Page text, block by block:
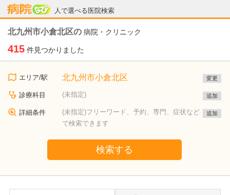
人で選べる医院検索
病院なび
北九州市小倉北区の 病院・クリニック
415 件見つかりました
エリア/駅 北九州市小倉北区 変更
診療科目 (未指定) 追加
詳細条件
(未指定)フリーワード、予約、専門、症状など
で検索できます
追加
検索する